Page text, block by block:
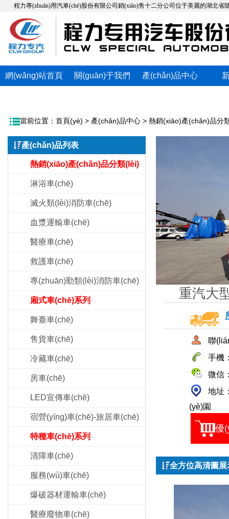
程力專(zhuān)用汽車(chē)股份有限公司銷(xiāo)售十二分公司位于美麗的湖北省隨州市
網(wǎng)站首頁 關(guān)于我們 產(chǎn)品中心
當前位置： 首頁(yè) > 產(chǎn)品中心 > 熱銷(xiāo)產(chǎn)品分
產(chǎn)品列表
熱銷(xiāo)產(chǎn)品分類(lèi)
淋浴車(chē)
滅火類(lèi)消防車(chē)
血漿運輸車(chē)
醫療車(chē)
救護車(chē)
專(zhuān)勤類(lèi)消防車(chē)
廂式車(chē)系列
舞臺車(chē)
售貨車(chē)
冷藏車(chē)
房車(chē)
LED宣傳車(chē)
宿營(yíng)車(chē)-旅居車(chē)
特種車(chē)系列
清障車(chē)
服務(wù)車(chē)
爆破器材運輸車(chē)
醫療廢物車(chē)
重汽大
聯
手機
微信
地址
(yè)園
優
全方位高清圖展